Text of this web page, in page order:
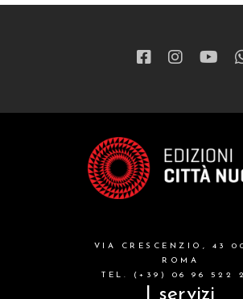
VIA CRESCENZIO, 43
ROMA
TEL. (+39) 06 96 522
I servizi